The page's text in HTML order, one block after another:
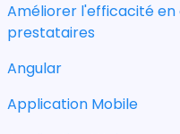
Améliorer l'efficacité
prestataires
Angular
Application Mobile